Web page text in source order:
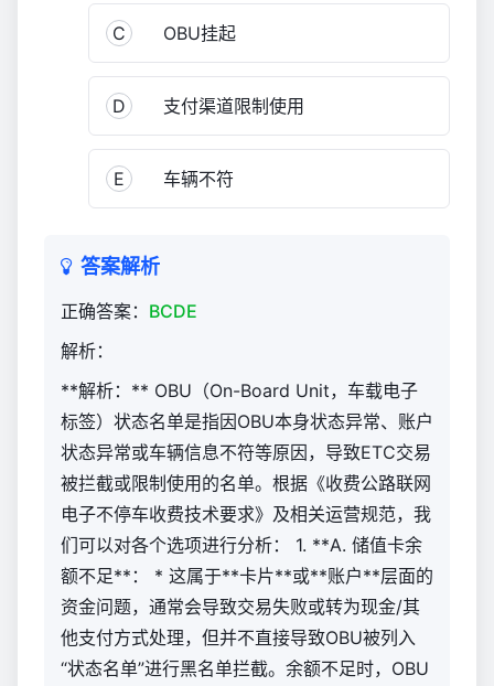
C OBU挂起
D 支付渠道限制使用
E 车辆不符
答案解析
正确答案： BCDE
解析：
**解析：** OBU（On-Board Unit，车载电子
标签）状态名单是指因OBU本身状态异常、账户
状态异常或车辆信息不符等原因，导致ETC交易
被拦截或限制使用的名单。根据《收费公路联网
电子不停车收费技术要求》及相关运营规范，我
们可以对各个选项进行分析： 1. **A. 储值卡余
额不足**： * 这属于**卡片**或**账户**层面的
资金问题，通常会导致交易失败或转为现金/其
他支付方式处理，但并不直接导致OBU被列入
“状态名单”进行黑名单拦截。余额不足时，OBU